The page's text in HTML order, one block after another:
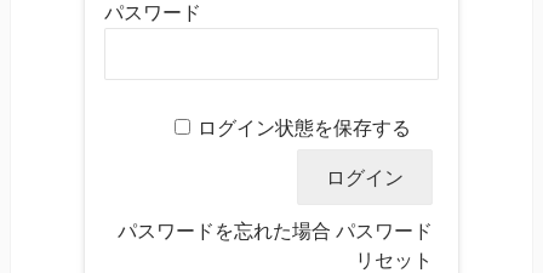
パスワード
ログイン状態を保存する
パスワードを忘れた場合 パスワード
リセット